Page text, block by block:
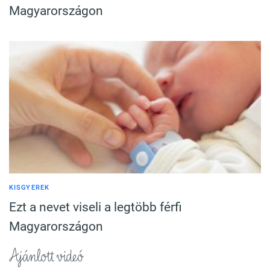
Magyarországon
KISGYEREK
Ezt a nevet viseli a legtöbb férfi
Magyarországon
Ajánlott videó